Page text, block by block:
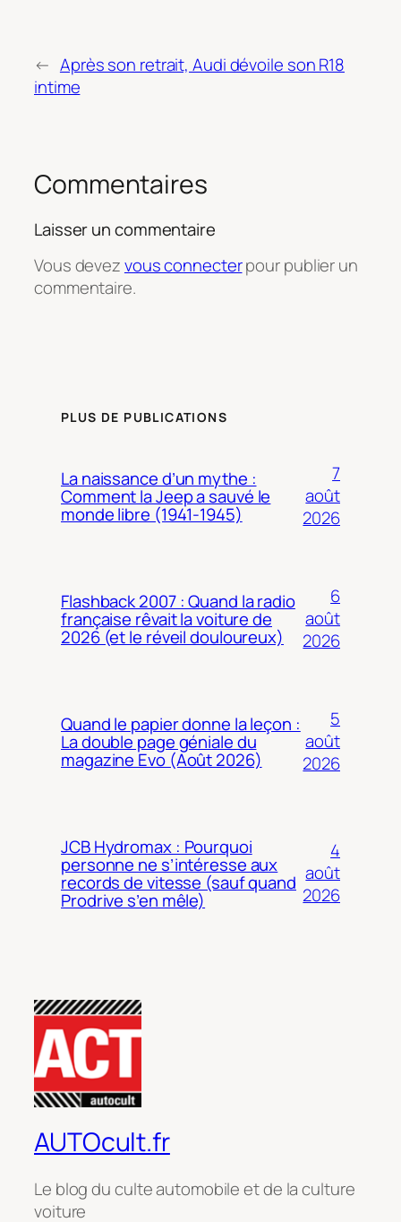
← Après son retrait, Audi dévoile son R18
intime
Commentaires
Laisser un commentaire
Vous devezvous connecterpour publier un
commentaire.
PLUS DE PUBLICATIONS
La naissance d’un mythe :
Comment la Jeep a sauvé le
monde libre (1941-1945)
7
août
2026
Flashback 2007 : Quand la radio
française rêvait la voiture de
2026 (et le réveil douloureux)
6
août
2026
Quand le papier donne la leçon :
La double page géniale du
magazine Evo (Août 2026)
5
août
2026
JCB Hydromax : Pourquoi
personne ne s’intéresse aux
records de vitesse (sauf quand
Prodrive s’en mêle)
4
août
2026
AUTOcult.fr
Le blog du culte automobile et de la culture
voiture